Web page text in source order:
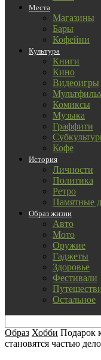
Места
Магазины
Бары
Кофейни
Культура
Книги
Кино
Видеоигры
Комиксы
Музыка
Граффити
Кофе
История
Личности
Политика
Ретро
Памятные
Образ жизни
Авто
Мото
Оружие
Гаджеты
Здоровье
Фестивали
Остальное
Образ Хобби Подарок
становятся частью